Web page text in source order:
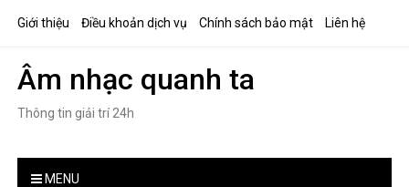
Giới thiệu Điều khoản dịch vụ Chính sách bảo mật Liên hệ
Âm nhạc quanh ta
Thông tin giải trí 24h
MENU